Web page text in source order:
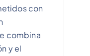
con
combina
y el